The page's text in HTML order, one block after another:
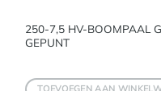
250-7,5 HV-BOOMPAAL
GEPUNT